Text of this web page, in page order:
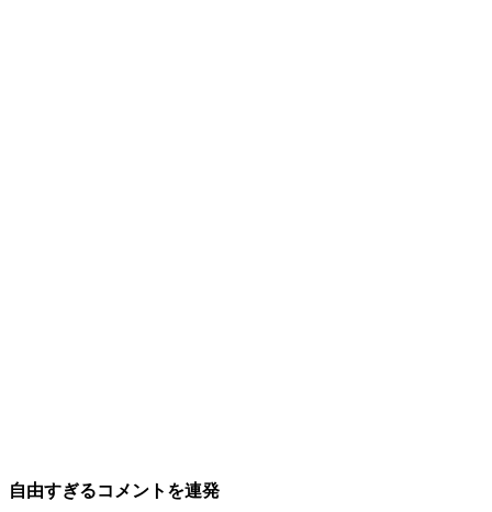
自由すぎるコメントを連発